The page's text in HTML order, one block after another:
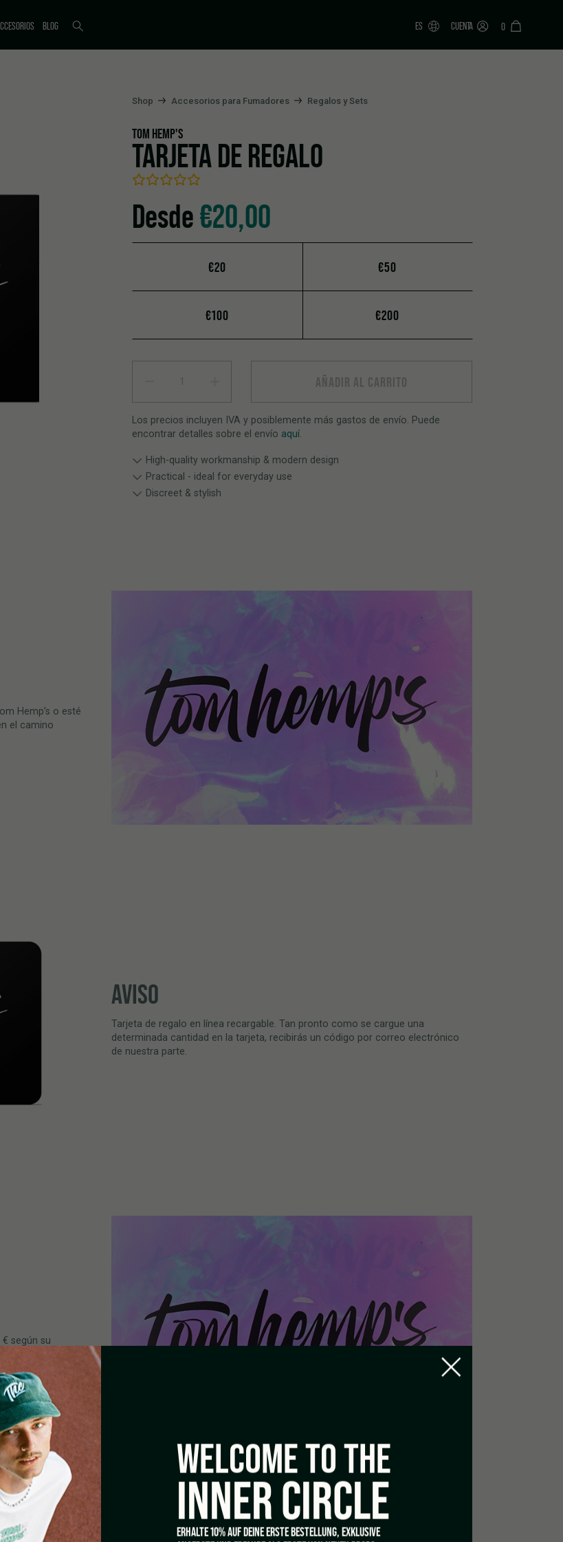
BLOG ES CUENTA 0
Shop Accesorios para Fumadores Regalos y Sets
TOM HEMP'S
TARJETA DE REGALO
Desde€20,00
€20 €50
€100 €200
AÑADIR AL CARRITO
Los precios incluyen IVA y posiblemente más gastos de envío. Puede
encontrar detalles sobre el envío aquí.
High-quality workmanship & modern design
Practical - ideal for everyday use
Discreet & stylish
Hemp’s o esté
el camino
AVISO
Tarjeta de regalo en línea recargable. Tan pronto como se cargue una
determinada cantidad en la tarjeta, recibirás un código por correo electrónico
de nuestra parte.
según su
WELCOME TO THE
INNER CIRCLE
ERHALTE 10% AUF DEINE ERSTE BESTELLUNG, EXKLUSIVE